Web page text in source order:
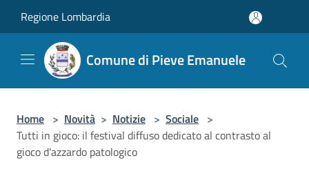
Regione Lombardia
Comune di Pieve Emanuele
Home > Novità > Notizie > Sociale >
Tutti in gioco: il festival diffuso dedicato al contrasto al
gioco d'azzardo patologico